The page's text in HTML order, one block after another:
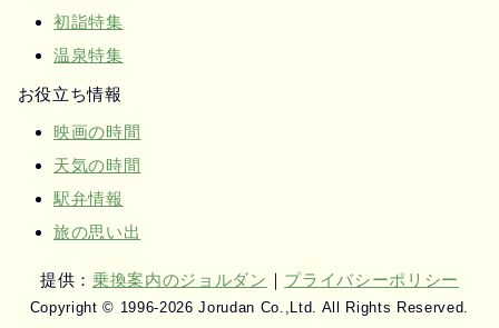
初詣特集
温泉特集
お役立ち情報
映画の時間
天気の時間
駅弁情報
旅の思い出
提供： 乗換案内のジョルダン ｜ プライバシーポリシー
Copyright © 1996-2026 Jorudan Co.,Ltd. All Rights Reserved.